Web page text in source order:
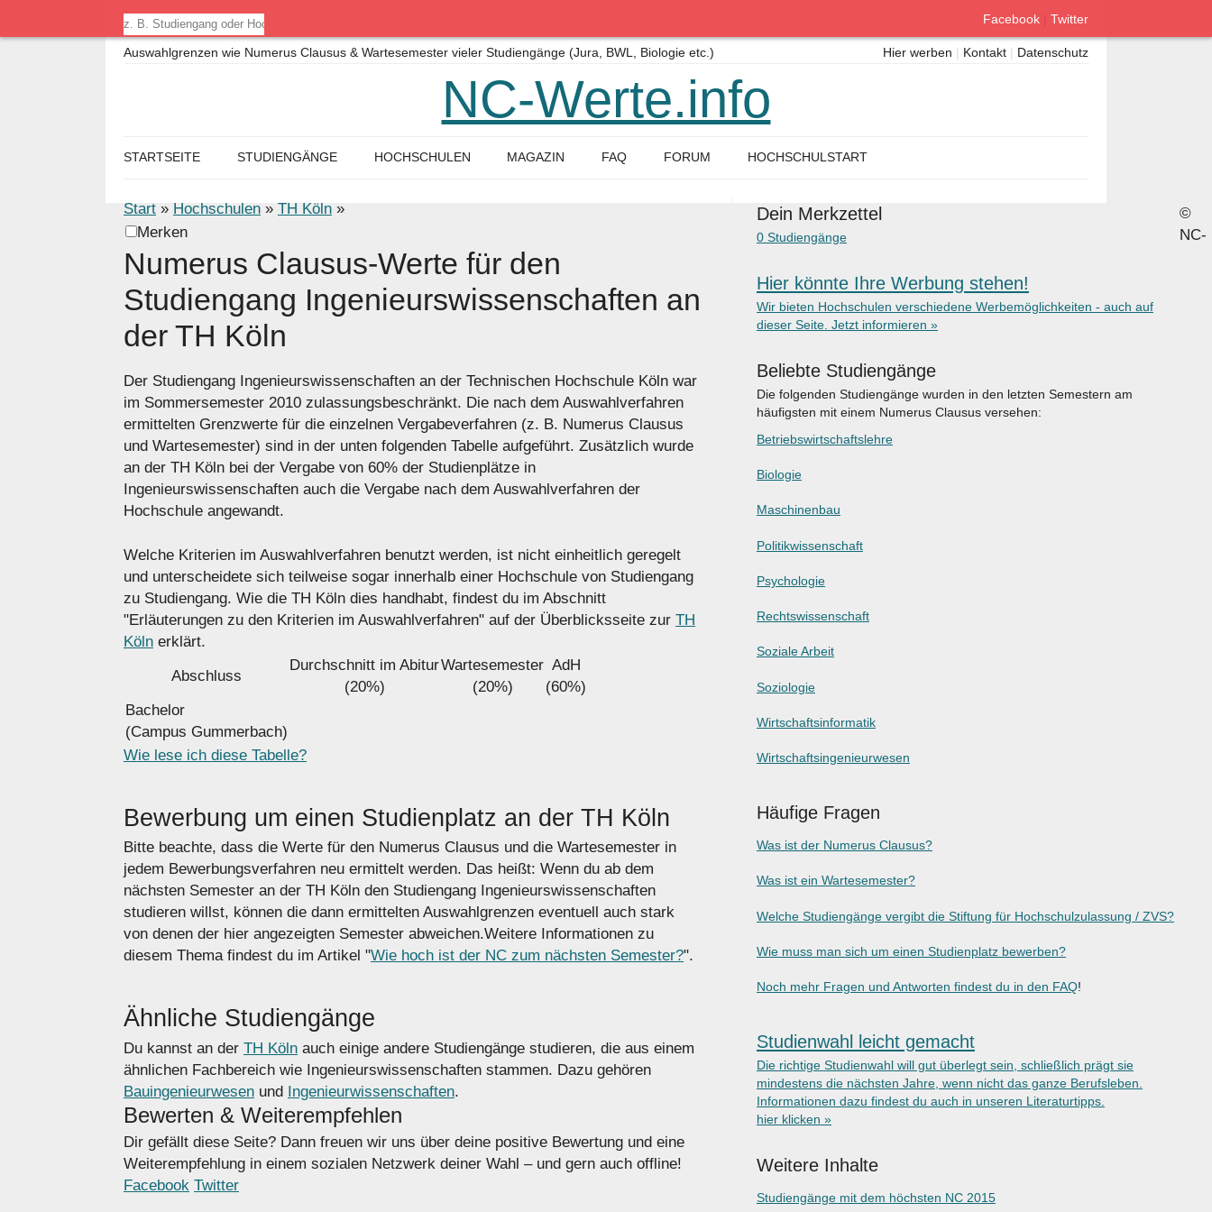
Start » Hochschulen » TH Köln »
Merken
Numerus Clausus-Werte für den
Studiengang Ingenieurswissenschaften an
der TH Köln
Der Studiengang Ingenieurswissenschaften an der Technischen Hochschule Köln war
im Sommersemester 2010 zulassungsbeschränkt. Die nach dem Auswahlverfahren
ermittelten Grenzwerte für die einzelnen Vergabeverfahren (z. B. Numerus Clausus
und Wartesemester) sind in der unten folgenden Tabelle aufgeführt. Zusätzlich wurde
an der TH Köln bei der Vergabe von 60% der Studienplätze in
Ingenieurswissenschaften auch die Vergabe nach dem Auswahlverfahren der
Hochschule angewandt.
Welche Kriterien im Auswahlverfahren benutzt werden, ist nicht einheitlich geregelt
und unterscheidete sich teilweise sogar innerhalb einer Hochschule von Studiengang
zu Studiengang. Wie die TH Köln dies handhabt, findest du im Abschnitt
"Erläuterungen zu den Kriterien im Auswahlverfahren" auf der Überblicksseite zur TH
Köln erklärt.
Abschluss
Durchschnitt im Abitur
(20%)
Wartesemester
(20%)
AdH
(60%)
Bachelor
(Campus Gummerbach)
Wie lese ich diese Tabelle?
Bewerbung um einen Studienplatz an der TH Köln
Bitte beachte, dass die Werte für den Numerus Clausus und die Wartesemester in
jedem Bewerbungsverfahren neu ermittelt werden. Das heißt: Wenn du ab dem
nächsten Semester an der TH Köln den Studiengang Ingenieurswissenschaften
studieren willst, können die dann ermittelten Auswahlgrenzen eventuell auch stark
von denen der hier angezeigten Semester abweichen.Weitere Informationen zu
diesem Thema findest du im Artikel "Wie hoch ist der NC zum nächsten Semester?".
Ähnliche Studiengänge
Du kannst an der TH Köln auch einige andere Studiengänge studieren, die aus einem
ähnlichen Fachbereich wie Ingenieurswissenschaften stammen. Dazu gehören
Bauingenieurwesen und Ingenieurwissenschaften.
Bewerten & Weiterempfehlen
Dir gefällt diese Seite? Dann freuen wir uns über deine positive Bewertung und eine
Weiterempfehlung in einem sozialen Netzwerk deiner Wahl – und gern auch offline!
Facebook Twitter
Dein Merkzettel
0 Studiengänge
Hier könnte Ihre Werbung stehen!
Wir bieten Hochschulen verschiedene Werbemöglichkeiten - auch auf
dieser Seite. Jetzt informieren »
Beliebte Studiengänge
Die folgenden Studiengänge wurden in den letzten Semestern am
häufigsten mit einem Numerus Clausus versehen:
Betriebswirtschaftslehre
Biologie
Maschinenbau
Politikwissenschaft
Psychologie
Rechtswissenschaft
Soziale Arbeit
Soziologie
Wirtschaftsinformatik
Wirtschaftsingenieurwesen
Häufige Fragen
Was ist der Numerus Clausus?
Was ist ein Wartesemester?
Welche Studiengänge vergibt die Stiftung für Hochschulzulassung / ZVS?
Wie muss man sich um einen Studienplatz bewerben?
Noch mehr Fragen und Antworten findest du in den FAQ!
Studienwahl leicht gemacht
Die richtige Studienwahl will gut überlegt sein, schließlich prägt sie
mindestens die nächsten Jahre, wenn nicht das ganze Berufsleben.
Informationen dazu findest du auch in unseren Literaturtipps.
hier klicken »
Weitere Inhalte
Studiengänge mit dem höchsten NC 2015
©
NC-
Facebook Twitter
Auswahlgrenzen wie Numerus Clausus & Wartesemester vieler Studiengänge (Jura, BWL, Biologie etc.) Hier werben | Kontakt | Datenschutz
NC-Werte.info
STARTSEITE STUDIENGÄNGE HOCHSCHULEN MAGAZIN FAQ FORUM HOCHSCHULSTART